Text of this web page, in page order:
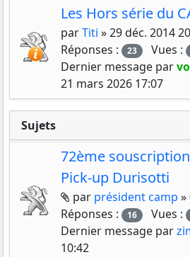
Les Hors série du
parTiti »29 déc. 2014
Réponses :
23 Vues :
Dernier message par
21 mars 2026 17:07
Sujets
72ème
Pick-up Durisotti
Pièces jointes
par président camp »
Réponses :
16 Vues :
Dernier message par
10:42